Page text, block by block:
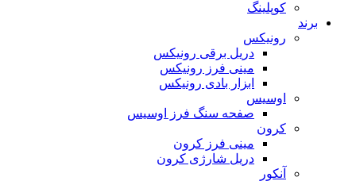
کوپلینگ
برند
رونیکس
دریل برقی رونیکس
مینی فرز رونیکس
ابزار بادی رونیکس
اوسیس
صفحه سنگ فرز اوسیس
کرون
مینی فرز کرون
دریل شارژی کرون
آنکور